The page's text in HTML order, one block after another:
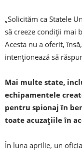
„Solicităm ca Statele
să creeze condiţii mai
Acesta nu a oferit,
intenţionează să
Mai multe state,
echipamentele
pentru spionaj în
toate acuzaţiile în
În luna aprilie, un